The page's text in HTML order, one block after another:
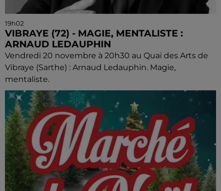
19h02
VIBRAYE (72) - MAGIE, MENTALISTE :
ARNAUD LEDAUPHIN
Vendredi 20 novembre à 20h30 au Quai des Arts de
Vibraye (Sarthe) : Arnaud Ledauphin. Magie,
mentaliste.